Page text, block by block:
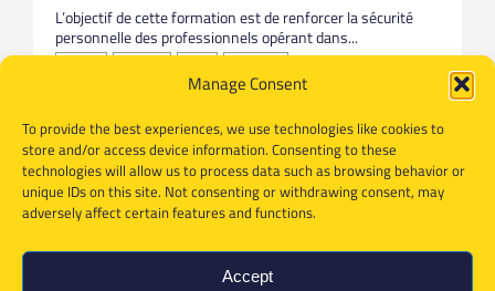
Manage Consent
To provide the best experiences, we use technologies like cookies to
store and/or access device information. Consenting to these
technologies will allow us to process data such as browsing behavior or
unique IDs on this site. Not consenting or withdrawing consent, may
adversely affect certain features and functions.
Accept
L’objectif de cette formation est de renforcer la sécurité
personnelle des professionnels opérant dans...